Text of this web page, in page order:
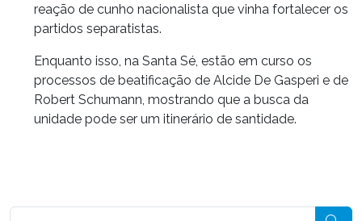
reação de cunho nacionalista que vinha fortalecer os
partidos separatistas.
Enquanto isso, na Santa Sé, estão em curso os
processos de beatificação de Alcide De Gasperi e de
Robert Schumann, mostrando que a busca da
unidade pode ser um itinerário de santidade.